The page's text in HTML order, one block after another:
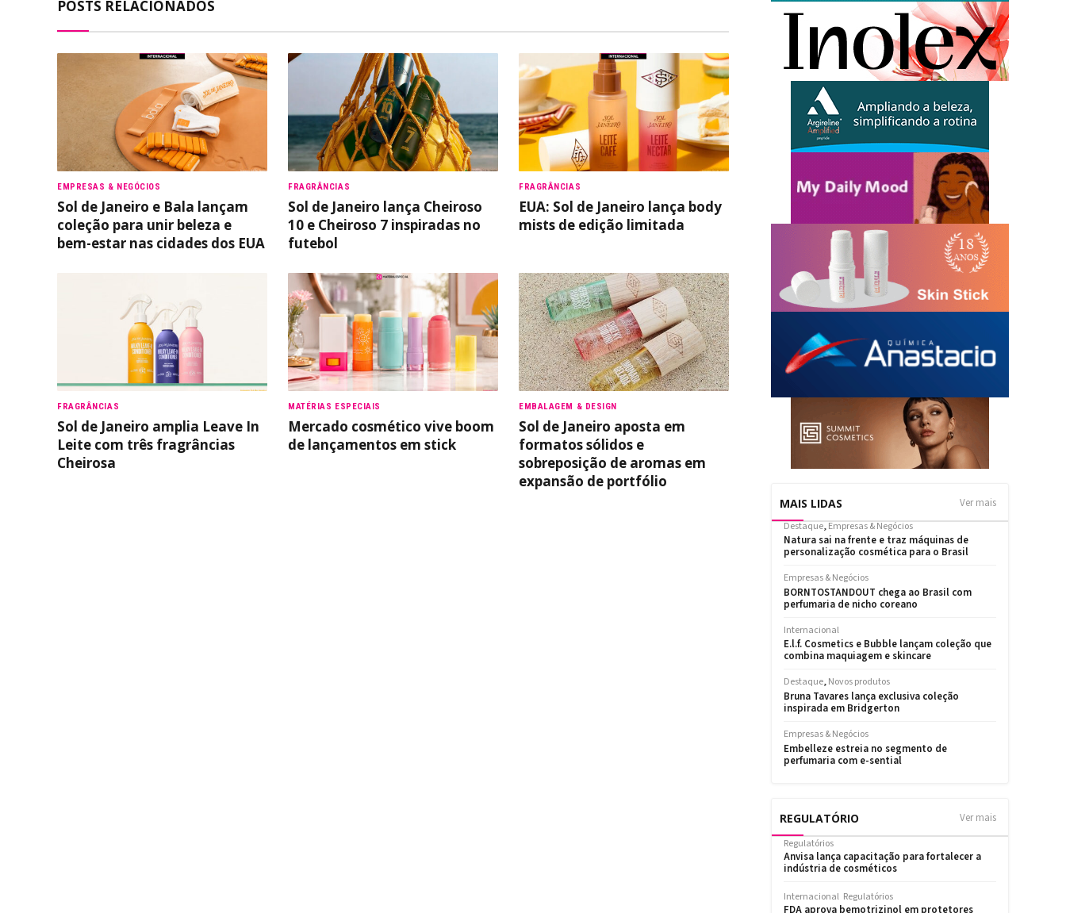
POSTS RELACIONADOS
EMPRESAS & NEGÓCIOS
Sol de Janeiro e Bala lançam
coleção para unir beleza e
bem-estar nas cidades dos EUA
FRAGRÂNCIAS
Sol de Janeiro lança Cheiroso
10 e Cheiroso 7 inspiradas no
futebol
FRAGRÂNCIAS
EUA: Sol de Janeiro lança body
mists de edição limitada
FRAGRÂNCIAS
Sol de Janeiro amplia Leave In
Leite com três fragrâncias
Cheirosa
MATÉRIAS ESPECIAIS
Mercado cosmético vive boom
de lançamentos em stick
EMBALAGEM & DESIGN
Sol de Janeiro aposta em
formatos sólidos e
sobreposição de aromas em
expansão de portfólio
MAIS LIDAS Ver mais
REGULATÓRIO Ver mais
Regulatórios
Anvisa lança capacitação para fortalecer a
indústria de cosméticos
Internacional Regulatórios
FDA aprova bemotrizinol em protetores